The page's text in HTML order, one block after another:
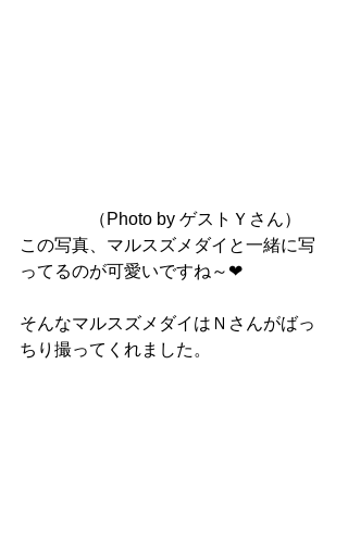
（Photo by ゲストＹさん）
この写真、マルスズメダイと一緒に写
ってるのが可愛いですね～❤
そんなマルスズメダイはＮさんがばっ
ちり撮ってくれました。